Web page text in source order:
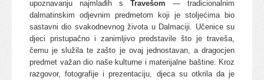
upoznavanju najmlađih s Travešom — tradicionalnim
dalmatinskim odjevnim predmetom koji je stoljećima bio
sastavni dio svakodnevnog života u Dalmaciji. Učenice su
djeci pristupačno i zanimljivo predstavile što je traveša,
čemu je služila te zašto je ovaj jednostavan, a dragocjen
predmet važan dio naše kulturne i materijalne baštine. Kroz
razgovor, fotografije i prezentaciju, djeca su otkrila da je